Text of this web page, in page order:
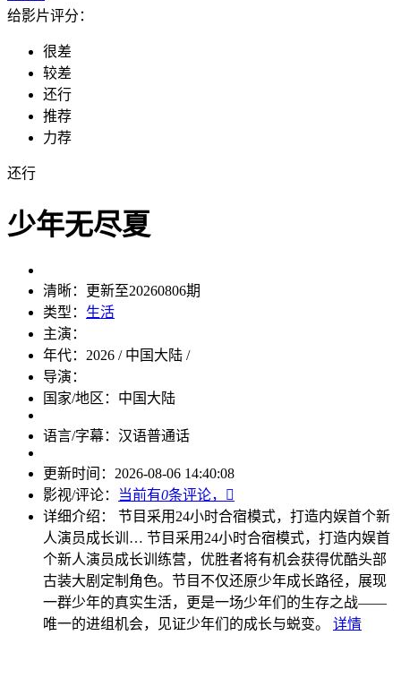
给影片评分：
很差
较差
还行
推荐
力荐
还行
少年无尽夏
清晰：
更新至20260806期
类型： 生活
主演：
年代： 2026 / 中国大陆 /
导演：
国家/地区： 中国大陆
语言/字幕： 汉语普通话
更新时间： 2026-08-06 14:40:08
影视/评论：
当前有0条评论，

详细介绍：
节目采用24小时合宿模式，打造内娱首个新
人演员成长训… 节目采用24小时合宿模式，打造内娱首
个新人演员成长训练营，优胜者将有机会获得优酷头部
古装大剧定制角色。节目不仅还原少年成长路径，展现
一群少年的真实生活，更是一场少年们的生存之战——
唯一的进组机会，见证少年们的成长与蜕变。
详情